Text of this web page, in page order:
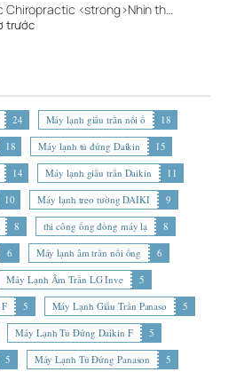
Chiropractic <strong>Nhìn th…
trước
24 Máy lạnh giấu trần nối ố
18
18 Máy lạnh tủ đứng Daikin
15
14 Máy lạnh giấu trần Daikin
11
10 Máy lạnh treo tường DAIKI
9
8 thi công ống đồng máy lạ
8
6 Máy lạnh âm trần nối ống
6
Máy Lạnh Âm Trần LG Inve
5
5 Máy Lạnh Giấu Trần Panaso
5
Máy Lạnh Tủ Đứng Daikin F
5
5 Máy Lạnh Tủ Đứng Panason 5